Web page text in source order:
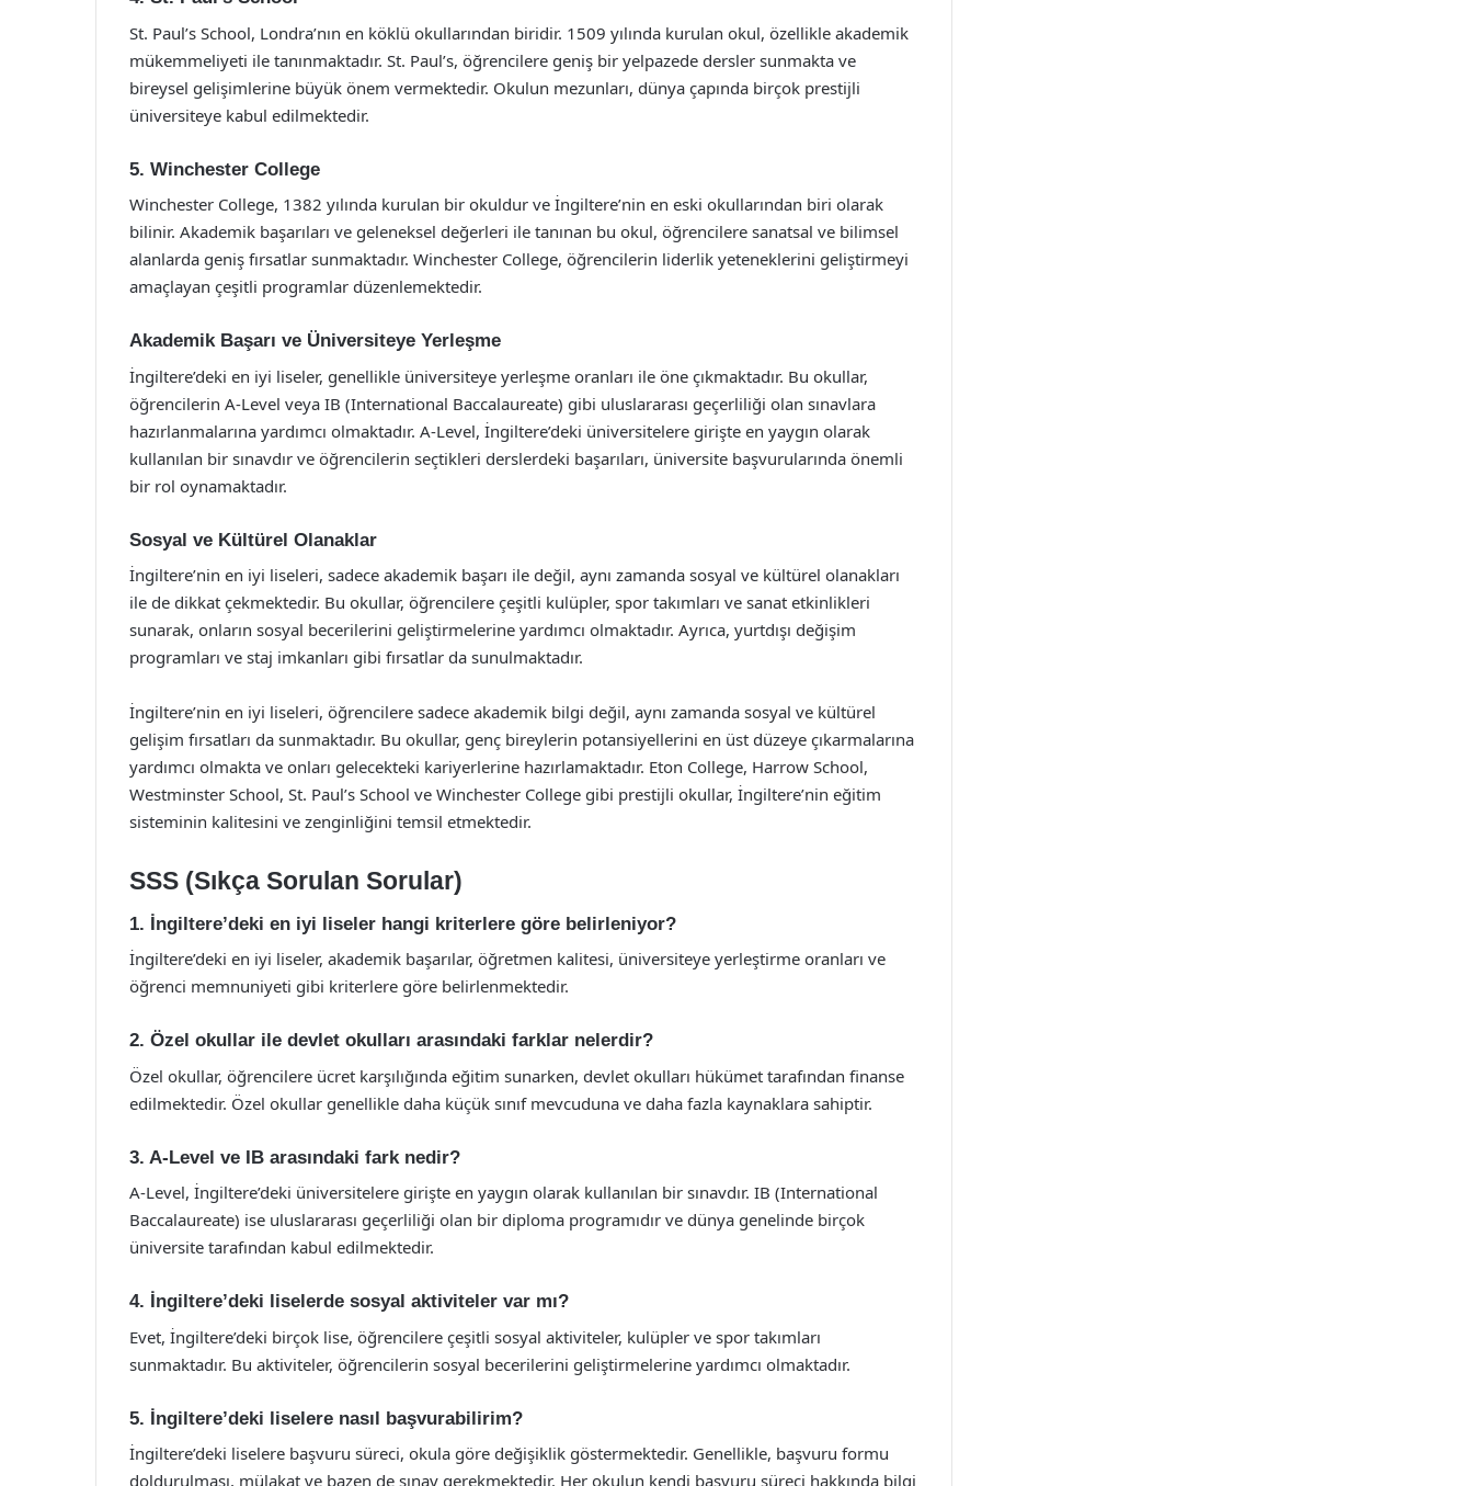
St. Paul’s School, Londra’nın en köklü okullarından biridir. 1509 yılında kurulan okul, özellikle akademik
mükemmeliyeti ile tanınmaktadır. St. Paul’s, öğrencilere geniş bir yelpazede dersler sunmakta ve
bireysel gelişimlerine büyük önem vermektedir. Okulun mezunları, dünya çapında birçok prestijli
üniversiteye kabul edilmektedir.
5. Winchester College
Winchester College, 1382 yılında kurulan bir okuldur ve İngiltere’nin en eski okullarından biri olarak
bilinir. Akademik başarıları ve geleneksel değerleri ile tanınan bu okul, öğrencilere sanatsal ve bilimsel
alanlarda geniş fırsatlar sunmaktadır. Winchester College, öğrencilerin liderlik yeteneklerini geliştirmeyi
amaçlayan çeşitli programlar düzenlemektedir.
Akademik Başarı ve Üniversiteye Yerleşme
İngiltere’deki en iyi liseler, genellikle üniversiteye yerleşme oranları ile öne çıkmaktadır. Bu okullar,
öğrencilerin A-Level veya IB (International Baccalaureate) gibi uluslararası geçerliliği olan sınavlara
hazırlanmalarına yardımcı olmaktadır. A-Level, İngiltere’deki üniversitelere girişte en yaygın olarak
kullanılan bir sınavdır ve öğrencilerin seçtikleri derslerdeki başarıları, üniversite başvurularında önemli
bir rol oynamaktadır.
Sosyal ve Kültürel Olanaklar
İngiltere’nin en iyi liseleri, sadece akademik başarı ile değil, aynı zamanda sosyal ve kültürel olanakları
ile de dikkat çekmektedir. Bu okullar, öğrencilere çeşitli kulüpler, spor takımları ve sanat etkinlikleri
sunarak, onların sosyal becerilerini geliştirmelerine yardımcı olmaktadır. Ayrıca, yurtdışı değişim
programları ve staj imkanları gibi fırsatlar da sunulmaktadır.
İngiltere’nin en iyi liseleri, öğrencilere sadece akademik bilgi değil, aynı zamanda sosyal ve kültürel
gelişim fırsatları da sunmaktadır. Bu okullar, genç bireylerin potansiyellerini en üst düzeye çıkarmalarına
yardımcı olmakta ve onları gelecekteki kariyerlerine hazırlamaktadır. Eton College, Harrow School,
Westminster School, St. Paul’s School ve Winchester College gibi prestijli okullar, İngiltere’nin eğitim
sisteminin kalitesini ve zenginliğini temsil etmektedir.
SSS (Sıkça Sorulan Sorular)
1. İngiltere’deki en iyi liseler hangi kriterlere göre belirleniyor?
İngiltere’deki en iyi liseler, akademik başarılar, öğretmen kalitesi, üniversiteye yerleştirme oranları ve
öğrenci memnuniyeti gibi kriterlere göre belirlenmektedir.
2. Özel okullar ile devlet okulları arasındaki farklar nelerdir?
Özel okullar, öğrencilere ücret karşılığında eğitim sunarken, devlet okulları hükümet tarafından finanse
edilmektedir. Özel okullar genellikle daha küçük sınıf mevcuduna ve daha fazla kaynaklara sahiptir.
3. A-Level ve IB arasındaki fark nedir?
A-Level, İngiltere’deki üniversitelere girişte en yaygın olarak kullanılan bir sınavdır. IB (International
Baccalaureate) ise uluslararası geçerliliği olan bir diploma programıdır ve dünya genelinde birçok
üniversite tarafından kabul edilmektedir.
4. İngiltere’deki liselerde sosyal aktiviteler var mı?
Evet, İngiltere’deki birçok lise, öğrencilere çeşitli sosyal aktiviteler, kulüpler ve spor takımları
sunmaktadır. Bu aktiviteler, öğrencilerin sosyal becerilerini geliştirmelerine yardımcı olmaktadır.
5. İngiltere’deki liselere nasıl başvurabilirim?
İngiltere’deki liselere başvuru süreci, okula göre değişiklik göstermektedir. Genellikle, başvuru formu
doldurulması, mülakat ve bazen de sınav gerekmektedir. Her okulun kendi başvuru süreci hakkında bilgi